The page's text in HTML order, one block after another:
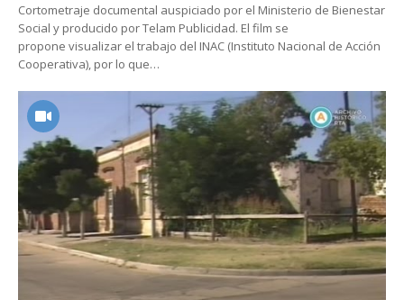
Cortometraje documental auspiciado por el Ministerio de Bienestar
Social y producido por Telam Publicidad. El film se
propone visualizar el trabajo del INAC (Instituto Nacional de Acción
Cooperativa), por lo que…